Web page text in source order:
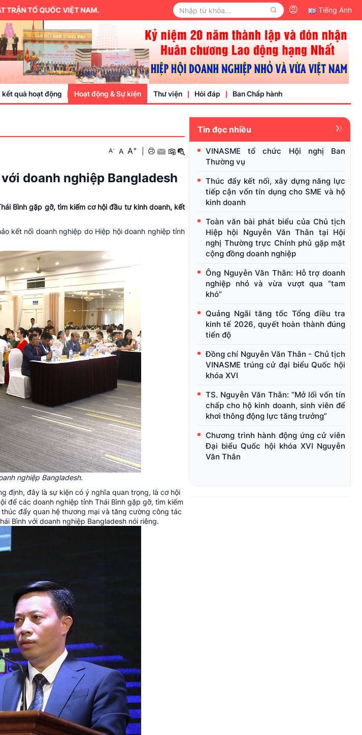
VIỆT NAM. Tiếng Anh
kết quả hoạt động Hoạt động & Sự kiện
Trung ương hội
Thành viên
Doanh nhân, doanh nghiệp
Thư viện
Video
Văn bản pháp luật
Hỏi đáp Ban Chấp hành
A- A A+
doanh nghiệp Bangladesh
Bình gặp gỡ, tìm kiếm cơ hội đầu tư kinh doanh, kết
kết nối doanh nghiệp do Hiệp hội doanh nghiệp tỉnh
nghiệp Bangladesh.
định, đây là sự kiện có ý nghĩa quan trọng, là cơ hội
để các doanh nghiệp tỉnh Thái Bình gặp gỡ, tìm kiếm
đẩy quan hệ thương mại và tăng cường công tác
Bình với doanh nghiệp Bangladesh nói riêng.
Tin đọc nhiều
VINASME tổ chức Hội nghị Ban
Thường vụ
Thúc đẩy kết nối, xây dựng năng lực
tiếp cận vốn tín dụng cho SME và hộ
kinh doanh
Toàn văn bài phát biểu của Chủ tịch
Hiệp hội Nguyễn Văn Thân tại Hội
nghị Thường trực Chính phủ gặp mặt
cộng đồng doanh nghiệp
Ông Nguyễn Văn Thân: Hỗ trợ doanh
nghiệp nhỏ và vừa vượt qua “tam
khó”
Quảng Ngãi tăng tốc Tổng điều tra
kinh tế 2026, quyết hoàn thành đúng
tiến độ
Đồng chí Nguyễn Văn Thân - Chủ tịch
VINASME trúng cử đại biểu Quốc hội
khóa XVI
TS. Nguyễn Văn Thân: “Mở lối vốn tín
chấp cho hộ kinh doanh, sinh viên để
khơi thông động lực tăng trưởng”
Chương trình hành động ứng cử viên
Đại biểu Quốc hội khóa XVI Nguyễn
Văn Thân